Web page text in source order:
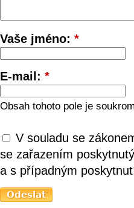
Vaše jméno: *
E-mail: *
Obsah tohoto pole je
V souladu se
se zařazením
a s případným